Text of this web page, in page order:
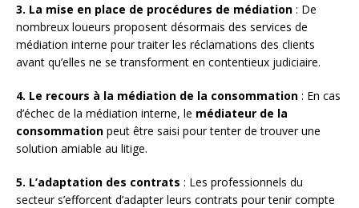
3. La mise en place de procédures de médiation : De
nombreux loueurs proposent désormais des services de
médiation interne pour traiter les réclamations des clients
avant qu’elles ne se transforment en contentieux judiciaire.
4. Le recours à la médiation de la consommation : En cas
d’échec de la médiation interne, le médiateur de la
consommation peut être saisi pour tenter de trouver une
solution amiable au litige.
5. L’adaptation des contrats : Les professionnels du
secteur s’efforcent d’adapter leurs contrats pour tenir compte